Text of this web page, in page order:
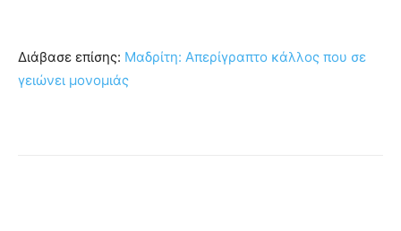
Διάβασε επίσης: Μαδρίτη: Απερίγραπτο κάλλος που σε
γειώνει μονομιάς